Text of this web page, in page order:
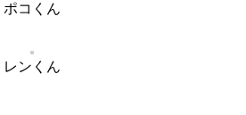
ポコくん
レンくん